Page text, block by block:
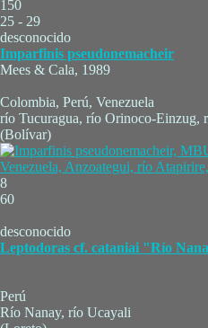
150
25 - 29
desconocido
Imparfinis pseudonemacheir
Mees & Cala, 1989
Colombia, Perú, Venezuela
río Tucuragua, río Orinoco-Einzug,
(Bolívar)
8
60
desconocido
Leptodoras cf. cataniai "Río
Perú
Río Nanay, río Ucayali